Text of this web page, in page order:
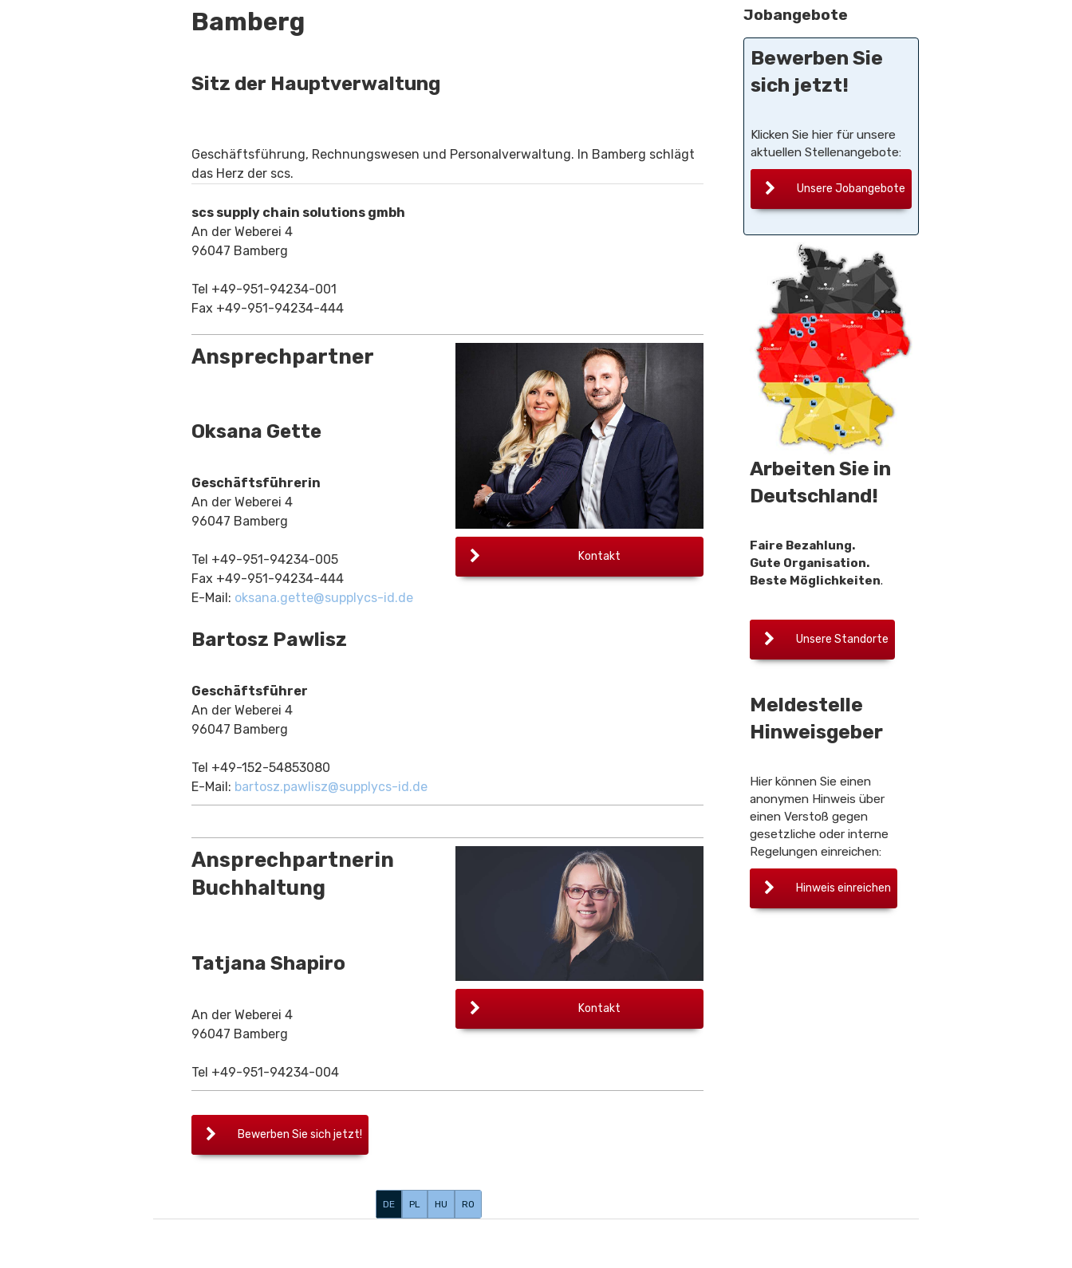
Bamberg
Sitz der Hauptverwaltung
Geschäftsführung, Rechnungswesen und Personalverwaltung. In Bamberg schlägt
das Herz der scs.
scs supply chain solutions gmbh
An der Weberei 4
96047 Bamberg
Tel +49-951-94234-001
Fax +49-951-94234-444
Ansprechpartner
Oksana Gette
Geschäftsführerin
An der Weberei 4
96047 Bamberg
Tel +49-951-94234-005
Fax +49-951-94234-444
E-Mail: oksana.gette@supplycs-id.de
Bartosz Pawlisz
Geschäftsführer
An der Weberei 4
96047 Bamberg
Tel +49-152-54853080
E-Mail: bartosz.pawlisz@supplycs-id.de
Kontakt
Ansprechpartnerin
Buchhaltung
Tatjana Shapiro
An der Weberei 4
96047 Bamberg
Tel +49-951-94234-004
Kontakt
Bewerben Sie sich jetzt!
DE PL HU RO
Jobangebote
Bewerben Sie
sich jetzt!
Klicken Sie hier für unsere
aktuellen Stellenangebote:
Unsere Jobangebote
Arbeiten Sie in
Deutschland!
Faire Bezahlung.
Gute Organisation.
Beste Möglichkeiten.
Unsere Standorte
Meldestelle
Hinweisgeber
Hier können Sie einen
anonymen Hinweis über
einen Verstoß gegen
gesetzliche oder interne
Regelungen einreichen:
Hinweis einreichen